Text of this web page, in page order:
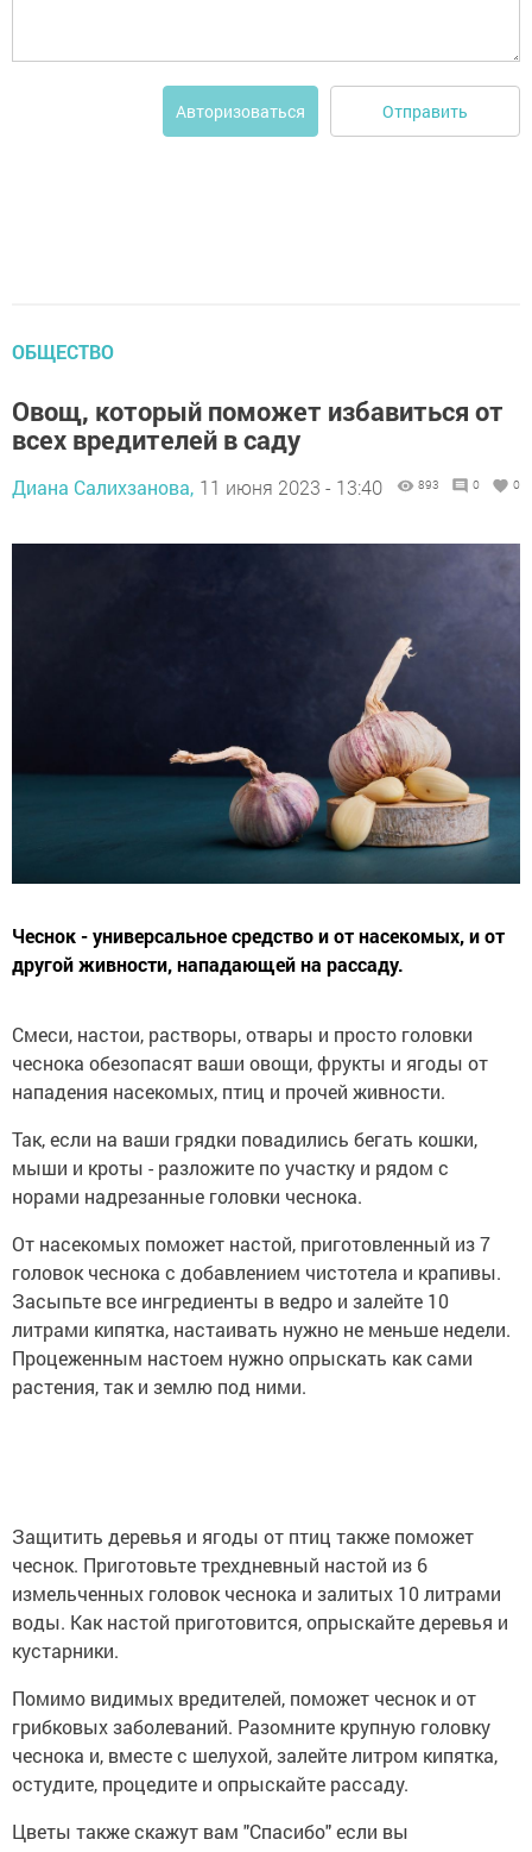
Авторизоваться Отправить
ОБЩЕСТВО
Овощ, который поможет избавиться от
всех вредителей в саду
Диана Салихзанова, 11 июня 2023 - 13:40 893 0 0
Чеснок - универсальное средство и от насекомых, и от
другой живности, нападающей на рассаду.
Смеси, настои, растворы, отвары и просто головки
чеснока обезопасят ваши овощи, фрукты и ягоды от
нападения насекомых, птиц и прочей живности.
Так, если на ваши грядки повадились бегать кошки,
мыши и кроты - разложите по участку и рядом с
норами надрезанные головки чеснока.
От насекомых поможет настой, приготовленный из 7
головок чеснока с добавлением чистотела и крапивы.
Засыпьте все ингредиенты в ведро и залейте 10
литрами кипятка, настаивать нужно не меньше недели.
Процеженным настоем нужно опрыскать как сами
растения, так и землю под ними.
Защитить деревья и ягоды от птиц также поможет
чеснок. Приготовьте трехдневный настой из 6
измельченных головок чеснока и залитых 10 литрами
воды. Как настой приготовится, опрыскайте деревья и
кустарники.
Помимо видимых вредителей, поможет чеснок и от
грибковых заболеваний. Разомните крупную головку
чеснока и, вместе с шелухой, залейте литром кипятка,
остудите, процедите и опрыскайте рассаду.
Цветы также скажут вам "Спасибо" если вы